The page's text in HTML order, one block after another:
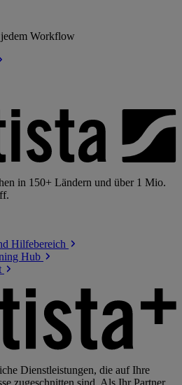
Workflow
in 150+ Ländern und über 1 Mio.
Hilfebereich
Hub
Dienstleistungen, die auf Ihre
zugeschnitten sind. Als Ihr Partner